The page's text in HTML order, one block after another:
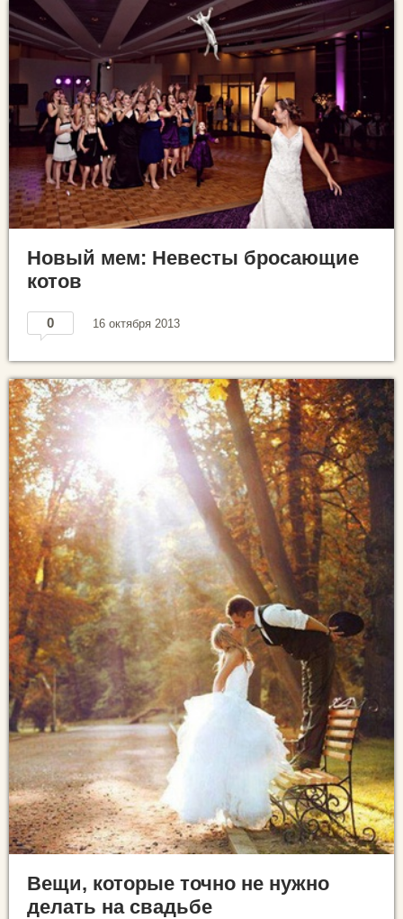
Новый мем: Невесты бросающие
котов
0 16 октября 2013
Вещи, которые точно не нужно
делать на свадьбе